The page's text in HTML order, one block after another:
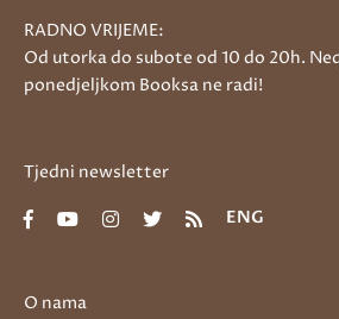
O nama
RADNO VRIJEME:
Od utorka do subote od 10 do 20h.
ponedjeljkom Booksa ne radi!
Tjedni newsletter
ENG